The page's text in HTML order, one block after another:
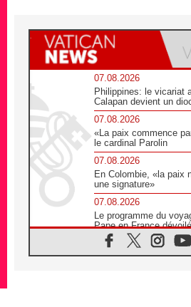
07.08.2026
Philippines: le vicariat
Calapan devient un
07.08.2026
«La paix commence
le cardinal Parolin
07.08.2026
En Colombie, «la paix
une signature»
07.08.2026
Le programme du
Pape en France
07.08.2026
1ère Conférence